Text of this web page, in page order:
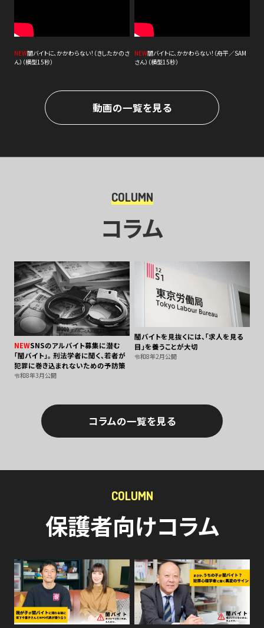
NEW闇バイトに、かかわらない！（きしたかのさ
ん）（横型15秒）
NEW闇バイトに、かかわらない！（舟平／SAM
さん）（横型15秒）
動画の一覧を見る
COLUMN
コラム
NEWSNSのアルバイト募集に潜む
「闇バイト」――。 刑法学者に聞く、若者が
犯罪に巻き込まれないための予防策
令和8年3月公開
闇バイトを見抜くには、「求人を見る
目」を養うことが大切
令和8年2月公開
コラムの一覧を見る
COLUMN
保護者向けコラム